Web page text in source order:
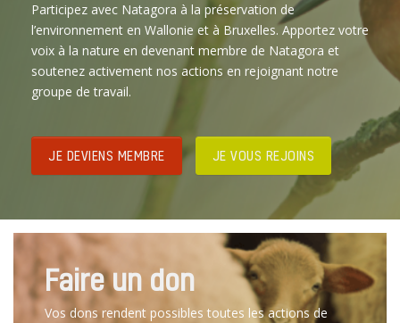
Participez avec Natagora à la préservation de
l’environnement en Wallonie et à Bruxelles. Apportez votre
voix à la nature en devenant membre de Natagora et
soutenez activement nos actions en rejoignant notre
groupe de travail.
JE DEVIENS MEMBRE JE VOUS REJOINS
Faire un don
Vos dons rendent possibles toutes les actions de